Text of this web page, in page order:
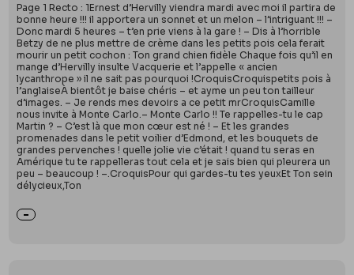
Page 1 Recto : 1Ernest d’Hervilly viendra mardi avec moi il partira de
bonne heure !!! il apportera un sonnet et un melon – l’intriguant !!! –
Donc mardi 5 heures – t’en prie viens à la gare ! – Dis à l’horrible
Betzy de ne plus mettre de crème dans les petits pois cela ferait
mourir un petit cochon : Ton grand chien fidèle Chaque fois qu’il en
mange d’Hervilly insulte Vacquerie et l’appelle « ancien
lycanthrope » il ne sait pas pourquoi !CroquisCroquispetits pois à
l’anglaiseÀ bientôt je baise chéris – et ayme un peu ton tailleur
d’images. – Je rends mes devoirs a ce petit mrCroquisCamille
nous invite à Monte Carlo.– Monte Carlo !! Te rappelles-tu le cap
Martin ? – C’est là que mon cœur est né ! – Et les grandes
promenades dans le petit voilier d’Edmond, et les bouquets de
grandes pervenches ! quelle jolie vie c’était ! quand tu seras en
Amérique tu te rappelleras tout cela et je sais bien qui pleurera un
peu – beaucoup ! –.CroquisPour qui gardes-tu tes yeuxEt Ton sein
délycieux,Ton